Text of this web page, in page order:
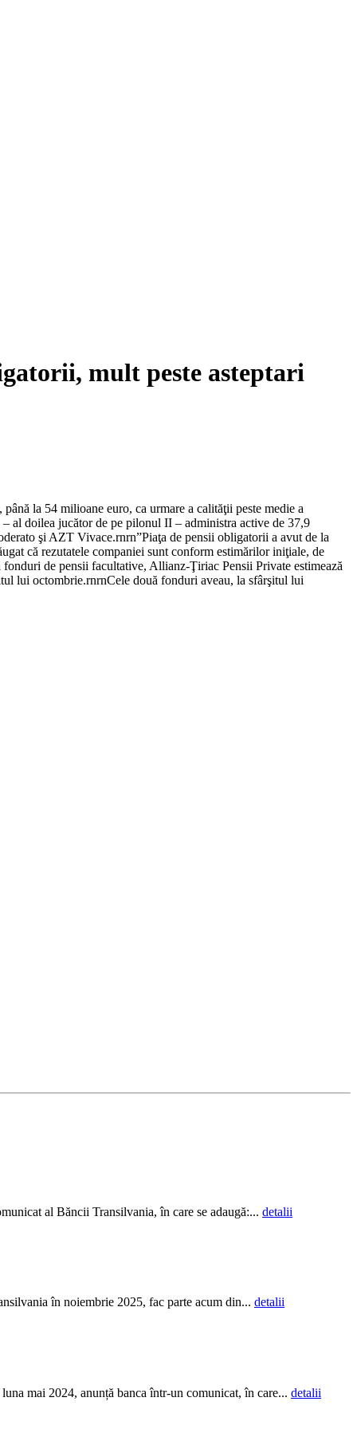
mult peste asteptari
la 54 milioane euro, ca urmare a calităţii peste medie a
al doilea jucător de pe pilonul II – administra active de 37,9
şi AZT Vivace.rnrn”Piaţa de pensii obligatorii a avut de la
că rezutatele companiei sunt conform estimărilor iniţiale, de
de pensii facultative, Allianz-Ţiriac Pensii Private estimează
lui octombrie.rnrnCele două fonduri aveau, la sfârşitul lui
al Băncii Transilvania, în care se adaugă:... detalii
în noiembrie 2025, fac parte acum din... detalii
mai 2024, anunță banca într-un comunicat, în care... detalii